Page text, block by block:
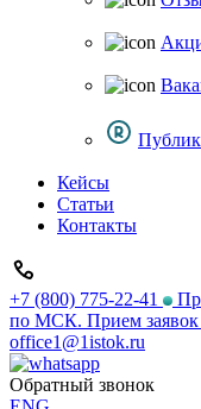
Кейсы
Статьи
Контакты
+7 (800) 775-22-41
по МСК. Прием заявок
office1@1istok.ru
Обратный звонок